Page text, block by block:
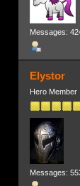
Messages:
Elystor
Hero Member
Messages: